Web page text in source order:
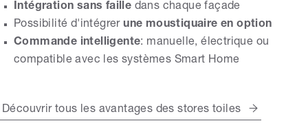
Intégration sans faille dans chaque façade
Possibilité d'intégrer une moustiquaire en option
Commande intelligente: manuelle, électrique ou
compatible avec les systèmes Smart Home
Découvrir tous les avantages des stores toiles